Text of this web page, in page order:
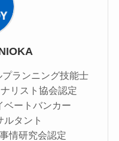
ランニング技能士
リスト協会認定
ベートバンカー
ルタント
情研究会認定